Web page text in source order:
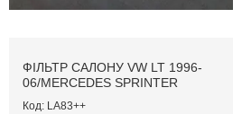
ФІЛЬТР САЛОНУ VW LT 1996-
06/MERCEDES SPRINTER
LA83++